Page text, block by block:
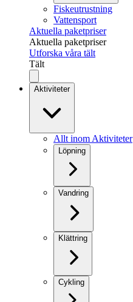
Fiskeutrustning
Vattensport
Aktuella paketpriser
Aktuella paketpriser
Utforska våra tält
Tält
Aktiviteter
Allt inom Aktiviteter
Löpning
Vandring
Klättring
Cykling